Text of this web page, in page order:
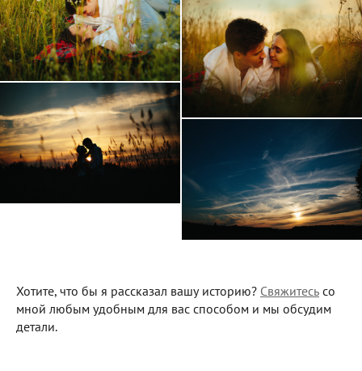
Хотите, что бы я рассказал вашу историю? Свяжитесь со
мной любым удобным для вас способом и мы обсудим
детали.